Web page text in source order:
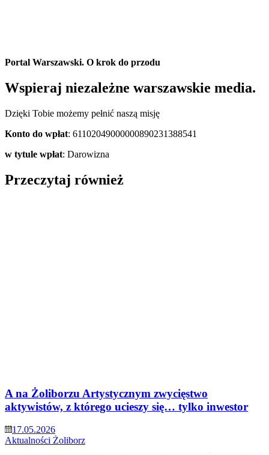
Portal Warszawski. O krok do przodu
Wspieraj niezależne warszawskie media.
Dzięki Tobie możemy pełnić naszą misję
Konto do wpłat: 61102049000000890231388541
w tytule wpłat: Darowizna
Przeczytaj również
A na Żoliborzu Artystycznym zwycięstwo
aktywistów, z którego ucieszy się… tylko inwestor
17.05.2026
Aktualności Żoliborz